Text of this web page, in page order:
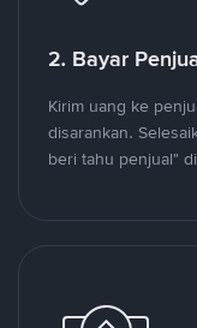
2. Bayar
Kirim uang ke
disarankan.
beri tahu penjual"